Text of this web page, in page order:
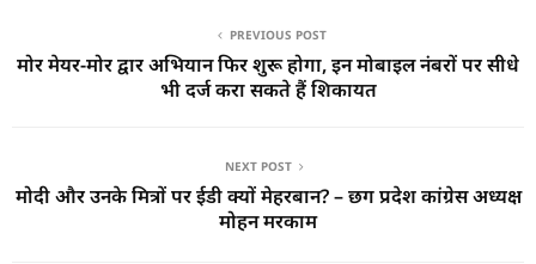
PREVIOUS POST
मोर मेयर-मोर द्वार अभियान फिर शुरू होगा, इन मोबाइल नंबरों पर सीधे
भी दर्ज करा सकते हैं शिकायत
NEXT POST
मोदी और उनके मित्रों पर ईडी क्यों मेहरबान? – छग प्रदेश कांग्रेस अध्यक्ष
मोहन मरकाम